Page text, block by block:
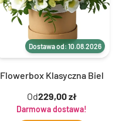
Dostawa od: 10.08.2026
Flowerbox Klasyczna Biel
Od229,00 zł
Darmowa dostawa!